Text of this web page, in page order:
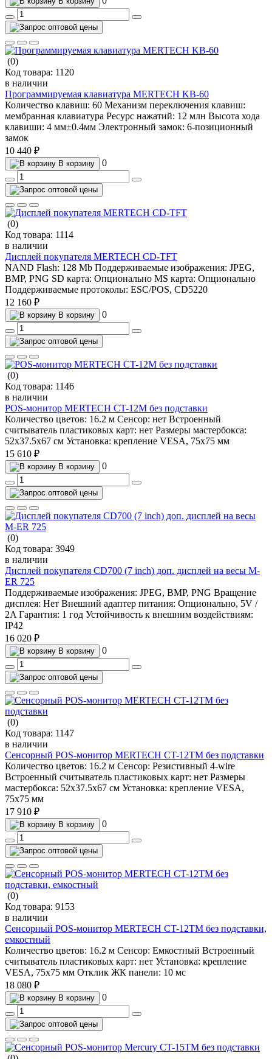
(0)
Код товара: 1120
в наличии
Программируемая клавиатура MERTECH KB-60
Количество клавиш: 60 Механизм переключения клавиш:
мембранная клавиатура Ресурс нажатий: 12 млн Высота хода
клавиши: 4 мм±0.4мм Электронный замок: 6-позиционный
замок
10 440 ₽
В корзину 0
(0)
Код товара: 1114
в наличии
Дисплей покупателя MERTECH CD-TFT
NAND Flash: 128 Mb Поддерживаемые изображения: JPEG,
BMP, PNG SD карта: Опционально MS карта: Опционально
Поддерживаемые протоколы: ESC/POS, CD5220
12 160 ₽
В корзину 0
(0)
Код товара: 1146
в наличии
POS-монитор MERTECH CT-12M без подставки
Количество цветов: 16.2 м Сенсор: нет Встроенный
считыватель пластиковых карт: нет Размеры мастербокса:
52х37.5х67 см Установка: крепление VESA, 75х75 мм
15 610 ₽
В корзину 0
(0)
Код товара: 3949
в наличии
Дисплей покупателя CD700 (7 inch) доп. дисплей на весы M-
ER 725
Поддерживаемые изображения: JPEG, BMP, PNG Вращение
дисплея: Нет Внешний адаптер питания: Опционально, 5V /
2A Гарантия: 1 год Устойчивость к внешним воздействиям:
IP42
16 020 ₽
В корзину 0
(0)
Код товара: 1147
в наличии
Сенсорный POS-монитор MERTECH CT-12TM без подставки
Количество цветов: 16.2 м Сенсор: Резистивный 4-wire
Встроенный считыватель пластиковых карт: нет Размеры
мастербокса: 52х37.5х67 см Установка: крепление VESA,
75х75 мм
17 910 ₽
В корзину 0
(0)
Код товара: 9153
в наличии
Сенсорный POS-монитор MERTECH CT-12TM без подставки,
емкостный
Количество цветов: 16.2 м Сенсор: Емкостный Встроенный
считыватель пластиковых карт: нет Установка: крепление
VESA, 75х75 мм Отклик ЖК панели: 10 мс
18 080 ₽
В корзину 0